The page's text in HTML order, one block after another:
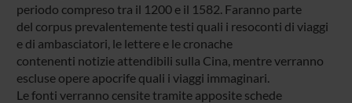
periodo compreso tra il 1200 e il 1582. Faranno parte
del corpus prevalentemente testi quali i resoconti di viaggi
e di ambasciatori, le lettere e le cronache
contenenti notizie attendibili sulla Cina, mentre verranno
escluse opere apocrife quali i viaggi immaginari.
Le fonti verranno censite tramite apposite schede